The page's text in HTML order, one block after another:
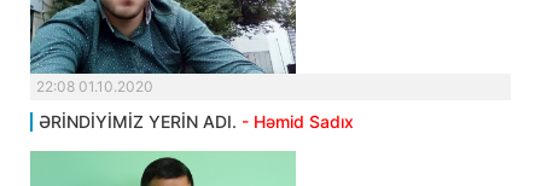
22:08 01.10.2020
ƏRİNDİYİMİZ YERİN ADI. - Həmid Sadıx